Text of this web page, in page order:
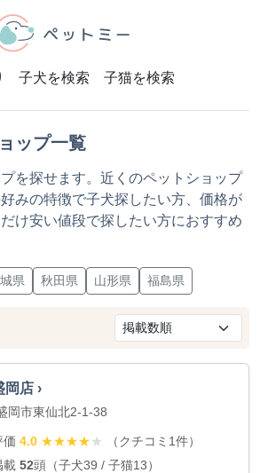
子犬を検索 子猫を検索
ップ一覧
を探せます。近くのペットショップ
みの特徴で子犬探したい方、価格が
け安い値段で探したい方におすすめ
県 秋田県 山形県 福島県
店 ›
岡市東仙北2-1-38
価 4.0 ★★★★ ★
（クチコミ1件）
載 52頭（子犬39 / 子猫13）